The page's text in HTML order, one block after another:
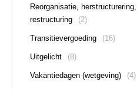
Reorganisatie,
restructuring
(2)
Transitievergoeding (16)
Uitgelicht (8)
Vakantiedagen (wetgeving) (4)